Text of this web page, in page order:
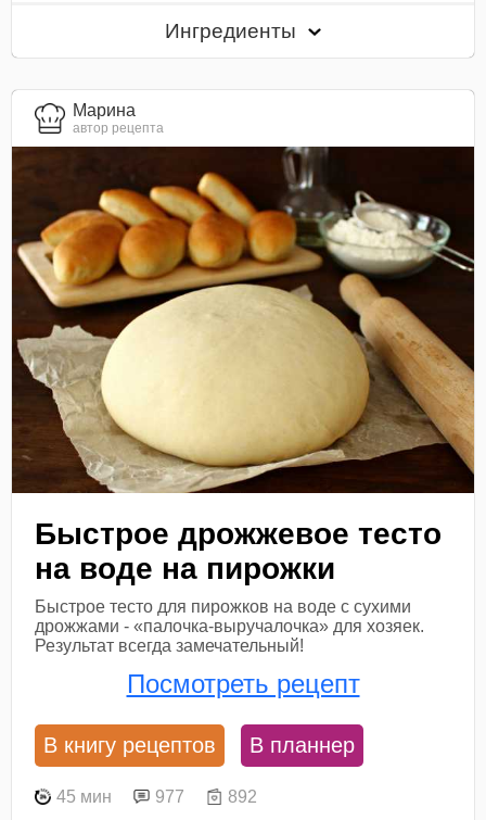
Ингредиенты
Марина
автор рецепта
Быстрое дрожжевое тесто
на воде на пирожки
Быстрое тесто для пирожков на воде с сухими
дрожжами - «палочка-выручалочка» для хозяек.
Результат всегда замечательный!
Посмотреть рецепт
В книгу рецептов В планнер
45 мин 977 892